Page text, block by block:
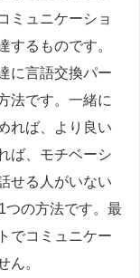
ミュニケーショ
するものです。
に言語交換パー
法です。一緒に
れば、より良い
ば、モチベーシ
せる人がいない
つの方法です。最
でコミュニケー
ん。